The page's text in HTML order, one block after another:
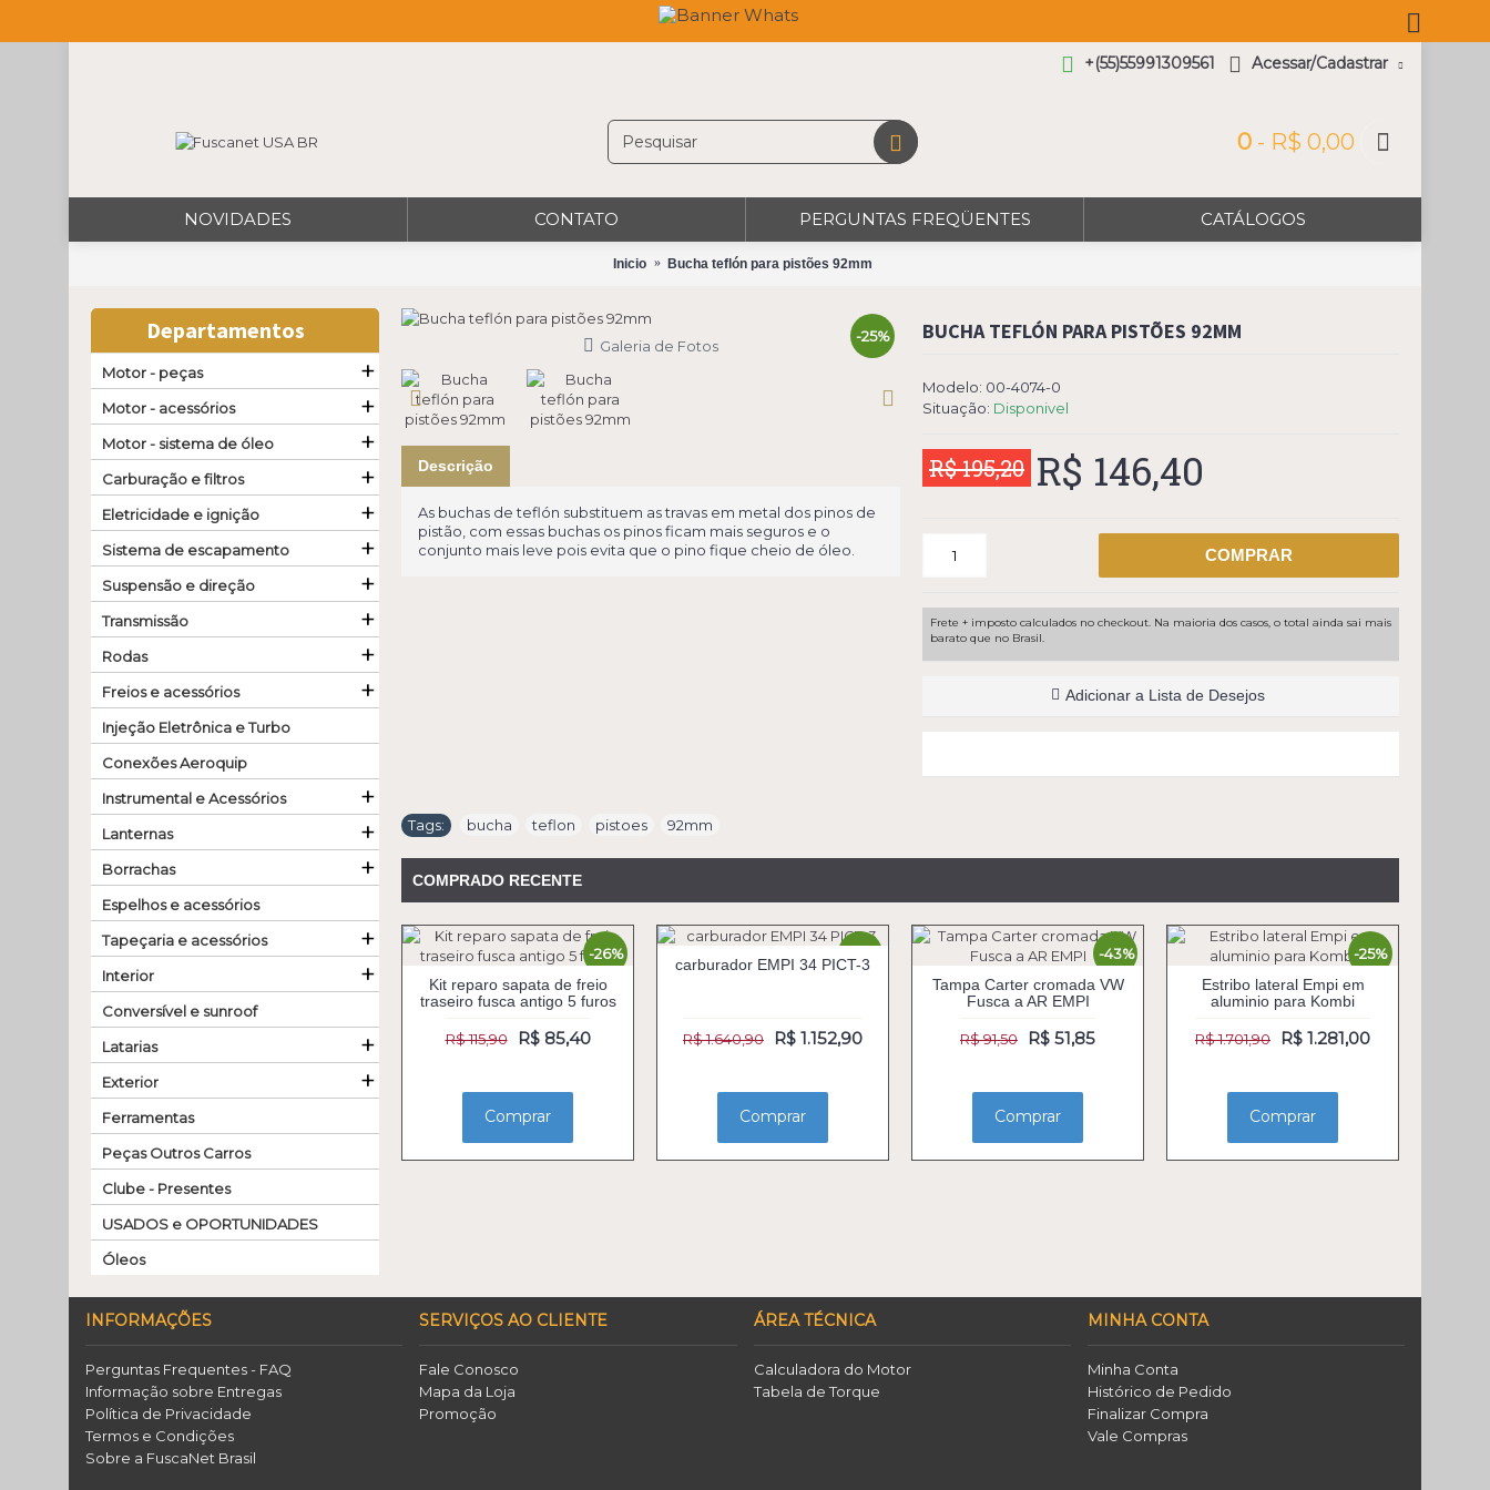
+(55)55991309561 Acessar/Cadastrar
0 - R$ 0,00
NOVIDADES CONTATO PERGUNTAS FREQÜENTES CATÁLOGOS
Inicio Bucha teflón para pistões 92mm
Departamentos
Motor - peças +
Motor - acessórios +
Motor - sistema de óleo +
Carburação e filtros +
Eletricidade e ignição +
Sistema de escapamento +
Suspensão e direção +
Transmissão +
Rodas +
Freios e acessórios +
Injeção Eletrônica e Turbo
Conexões Aeroquip
Instrumental e Acessórios
+
Lanternas +
Borrachas +
Espelhos e acessórios
Tapeçaria e acessórios
+
Interior +
Conversível e sunroof
Latarias
+
Exterior +
Ferramentas
Peças Outros Carros
Clube - Presentes
USADOS e OPORTUNIDADES
Óleos
-25%
Galeria de Fotos
Descrição
As buchas de teflón substituem as travas em metal dos pinos de
pistão, com essas buchas os pinos ficam mais seguros e o
conjunto mais leve pois evita que o pino fique cheio de óleo.
BUCHA TEFLÓN PARA PISTÕES 92MM
Modelo: 00-4074-0
Situação: Disponivel
R$ 195,20 R$ 146,40
COMPRAR
Frete + imposto calculados no checkout. Na maioria dos casos, o total ainda sai mais
barato que no Brasil.
Adicionar a Lista de Desejos
Tags: bucha teflon pistoes 92mm
COMPRADO RECENTE
-26%
Kit reparo sapata de freio
traseiro fusca antigo 5 furos
R$ 115,90 R$ 85,40
Comprar
carburador EMPI 34 PICT-3
R$ 1.640,90 R$ 1.152,90
Comprar
-43%
Tampa Carter cromada VW
Fusca a AR EMPI
R$ 91,50 R$ 51,85
Comprar
-25%
Estribo lateral Empi em
aluminio para Kombi
R$ 1.701,90 R$ 1.281,00
Comprar
INFORMAÇÕES
Perguntas Frequentes - FAQ
Informação sobre Entregas
Política de Privacidade
Termos e Condições
Sobre a FuscaNet Brasil
SERVIÇOS AO CLIENTE
Fale Conosco
Mapa da Loja
Promoção
ÁREA TÉCNICA
Calculadora do Motor
Tabela de Torque
MINHA CONTA
Minha Conta
Histórico de Pedido
Finalizar Compra
Vale Compras